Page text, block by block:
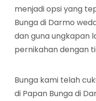
menjadi opsi yang
Bunga di Darmo
dan guna ungkapan
pernikahan dengan
Bunga kami telah
di Papan Bunga di